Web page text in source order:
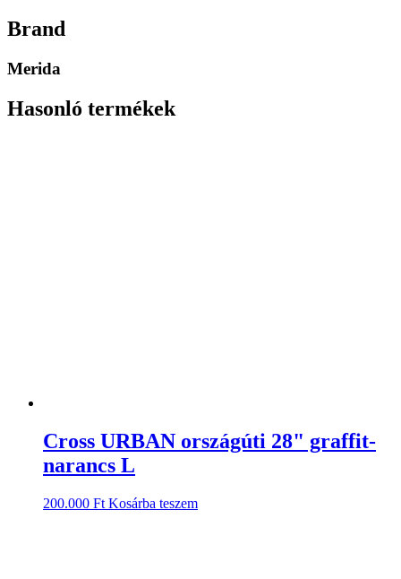
Brand
Merida
Hasonló termékek
Cross URBAN országúti 28" graffit-
narancs L
200.000 Ft Kosárba teszem